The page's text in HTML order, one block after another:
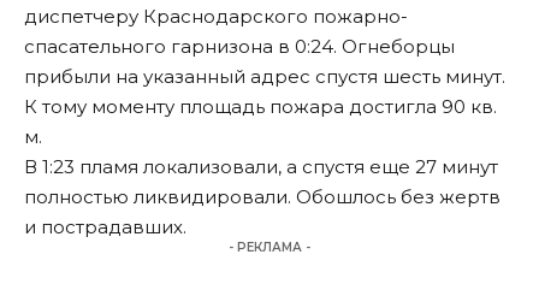
диспетчеру Краснодарского пожарно-
спасательного гарнизона в 0:24. Огнеборцы
прибыли на указанный адрес спустя шесть минут.
К тому моменту площадь пожара достигла 90 кв.
м.
В 1:23 пламя локализовали, а спустя еще 27 минут
полностью ликвидировали. Обошлось без жертв
и пострадавших.
- РЕКЛАМА -